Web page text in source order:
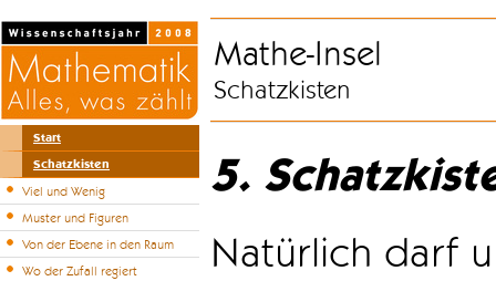
Start
Schatzkisten
Viel und Wenig
Muster und Figuren
Von der Ebene in den Raum
Wo der Zufall regiert
Mathe-Insel
Schatzkisten
5.
Natürlich darf